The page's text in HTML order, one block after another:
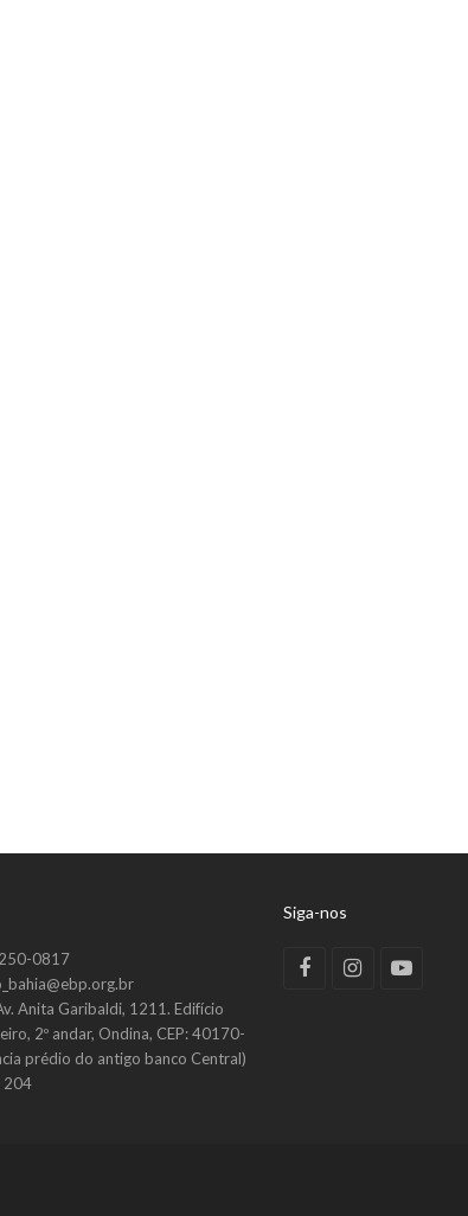
0817
Anita Garibaldi, 1211. Edifício
2º andar, Ondina, CEP: 40170-
prédio do antigo banco Central)
204
Siga-nos
Facebook
InstagramYoutube